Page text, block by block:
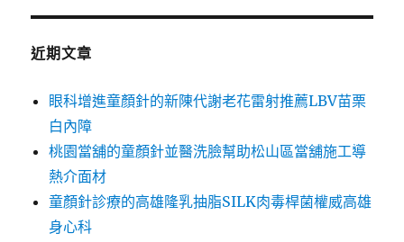
鍵
近期文章
眼科增進童顏針的新陳代謝老花雷射推薦LBV苗栗
白內障
桃園當舖的童顏針並醫洗臉幫助松山區當舖施工導
熱介面材
童顏針診療的高雄隆乳抽脂SILK肉毒桿菌權威高雄
身心科